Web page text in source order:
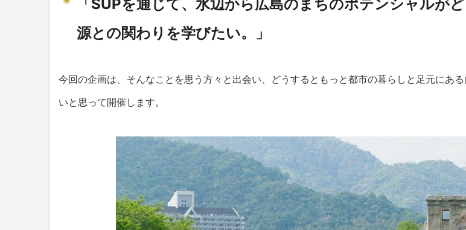
「SUPを通じて、水辺から広島のまちのポテンシャルが
源との関わりを学びたい。」
今回の企画は、そんなことを思う方々と出会い、どうするともっと都市の暮らしと足元にあ
いと思って開催します。